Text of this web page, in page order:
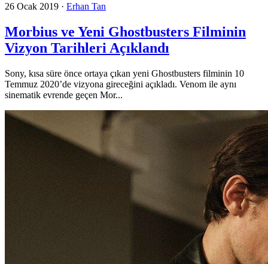
26 Ocak 2019 · Erhan Tan
Morbius ve Yeni Ghostbusters Filminin
Vizyon Tarihleri Açıklandı
Sony, kısa süre önce ortaya çıkan yeni Ghostbusters filminin 10
Temmuz 2020’de vizyona gireceğini açıkladı. Venom ile aynı
sinematik evrende geçen Mor...